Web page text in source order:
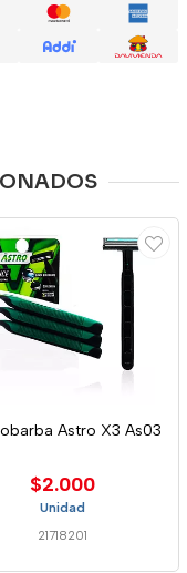
Astro X3 As03
$2.000
Unidad
21718201